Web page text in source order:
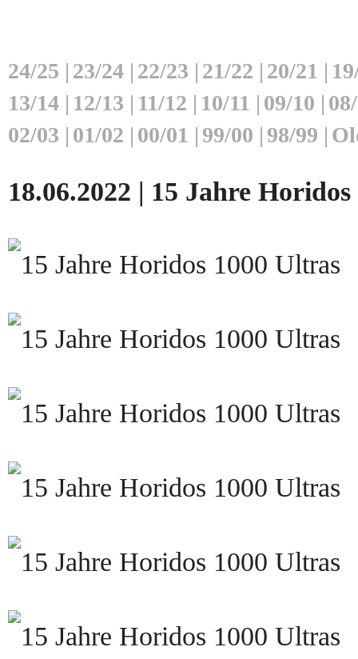
24/25 | 23/24 | 22/23 | 21/22 | 20/21 |
13/14 | 12/13 | 11/12 | 10/11 | 09/10 |
02/03 | 01/02 | 00/01 | 99/00 | 98/99 |
18.06.2022 | 15 Jahre